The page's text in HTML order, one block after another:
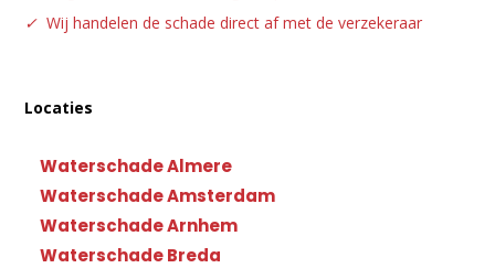
✓ Wij handelen de schade direct af met de verzekeraar
Locaties
Waterschade Almere
Waterschade Amsterdam
Waterschade Arnhem
Waterschade Breda